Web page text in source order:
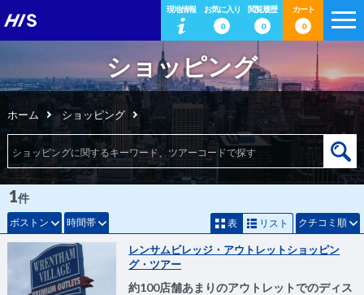
現地情報
お気に入り
0
閲覧履歴
0
カート
0
ショッピング
ホーム ショッピング
ボストン 時間帯
1件
表 リスト クチコミ順
レンサムビレッジ・アウトレットショッピン
グ・ツアー
約100店舗あまりのアウトレットでのディス